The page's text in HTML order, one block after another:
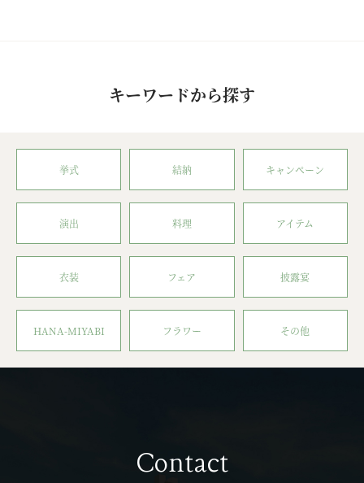
キーワードから探す
挙式 結納 キャンペーン
演出 料理 アイテム
衣装 フェア 披露宴
HANA-MIYABI フラワー その他
Contact